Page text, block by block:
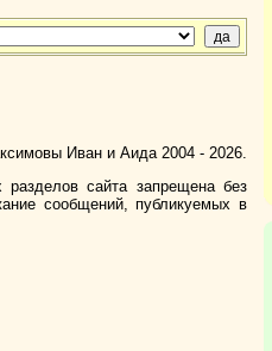
Иван и Аида 2004 - 2026.
сайта запрещена без
сообщений, публикуемых в